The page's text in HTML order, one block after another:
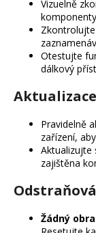
Vizuelně
Otestujte
dálkový
Aktualizace
Pravidelně
zařízení,
Aktualizujte
zajištěna
Žádný